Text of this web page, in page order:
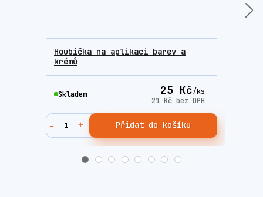
Houbička na aplikaci barev a
krémů
25 Kč/ks
21 Kč bez DPH
Skladem
Přidat do košíku